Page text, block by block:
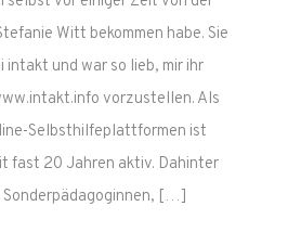
von
Witt bekommen habe. Sie
und war so lieb, mir ihr
vorzustellen. Als
Selbsthilfeplattformen ist
fast 20 Jahren aktiv. Dahinter
Sonderpädagoginnen, […]